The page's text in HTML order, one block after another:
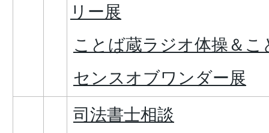
リー展
ことば蔵ラジオ体操＆こ
センスオブワンダー展
司法書士相談